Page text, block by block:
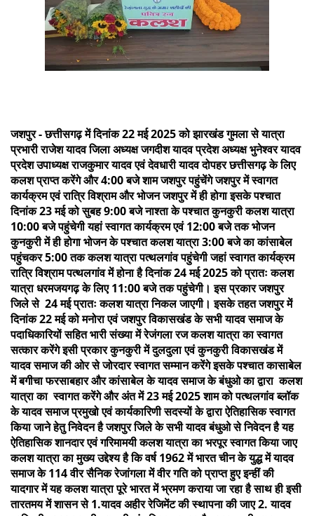
जशपुर - छत्तीसगढ़ में दिनांक 22 मई 2025 को झारखंड गुमला से यात्रा
प्रभारी राजेश यादव जिला अध्यक्ष जगदीश यादव प्रदेश अध्यक्ष भुनेश्वर यादव
प्रदेश उपाध्यक्ष राजकुमार यादव एवं देवधारी यादव दोपहर छत्तीसगढ़ के लिए
कलश प्राप्त करेंगे और 4:00 बजे शाम जशपुर पहुंचेंगे जशपुर में स्वागत
कार्यक्रम एवं रात्रि विश्राम और भोजन जशपुर में ही होगा इसके पश्चात
दिनांक 23 मई को सुबह 9:00 बजे नाश्ता के पश्चात कुनकुरी कलश यात्रा
10:00 बजे पहुंचेगी यहां स्वागत कार्यक्रम एवं 12:00 बजे तक भोजन
कुनकुरी में ही होगा भोजन के पश्चात कलश यात्रा 3:00 बजे का कांसाबेल
पहुंचकर 5:00 तक कलश यात्रा पत्थलगांव पहुंचेगी जहां स्वागत कार्यक्रम
रात्रि विश्राम पत्थलगांव में होना है दिनांक 24 मई 2025 को प्रातः कलश
यात्रा धरमजयगढ़ के लिए 11:00 बजे तक पहुंचेगी। इस प्रकार जशपुर
जिले से 24 मई प्रातः कलश यात्रा निकल जाएगी। इसके तहत जशपुर में
दिनांक 22 मई को मनोरा एवं जशपुर विकासखंड के सभी यादव समाज के
पदाधिकारियों सहित भारी संख्या में रेजंगला रज कलश यात्रा का स्वागत
सत्कार करेंगे इसी प्रकार कुनकुरी में दुलदुला एवं कुनकुरी विकासखंड में
यादव समाज की ओर से जोरदार स्वागत सम्मान करेंगे इसके पश्चात कासाबेल
में बगीचा फरसाबहार और कांसाबेल के यादव समाज के बंधुओ का द्वारा कलश
यात्रा का स्वागत करेंगे और अंत में 23 मई 2025 शाम को पत्थलगांव ब्लॉक
के यादव समाज प्रमुखो एवं कार्यकारिणी सदस्यों के द्वारा ऐतिहासिक स्वागत
किया जाने हेतु निवेदन है जशपुर जिले के सभी यादव बंधुओ से निवेदन है यह
ऐतिहासिक शानदार एवं गरिमामयी कलश यात्रा का भरपूर स्वागत किया जाए
कलश यात्रा का मुख्य उद्देश्य है कि वर्ष 1962 में भारत चीन के युद्ध में यादव
समाज के 114 वीर सैनिक रेजांगला में वीर गति को प्राप्त हुए इन्हीं की
यादगार में यह कलश यात्रा पूरे भारत में भ्रमण कराया जा रहा है साथ ही इसी
तारतमय में शासन से 1.यादव अहीर रेजिमेंट की स्थापना की जाए 2. यादव